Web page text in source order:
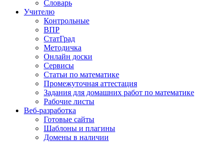
Словарь
Учителю
Контрольные
ВПР
СтатГрад
Методичка
Онлайн доски
Сервисы
Статьи по математике
Промежуточная аттестация
Задания для домашних работ по математике
Рабочие листы
Веб-разработка
Готовые сайты
Шаблоны и плагины
Домены в наличии